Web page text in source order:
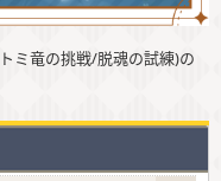
ミ竜の挑戦/脱魂の試練)の